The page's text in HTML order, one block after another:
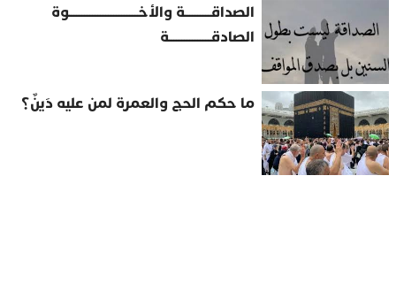
الصداقــــــــــة والأخــــــــــــــــــــــــــوة
الصادقــــــــــــــــة
ما حكم الحج والعمرة لمن عليه دَينٌ؟